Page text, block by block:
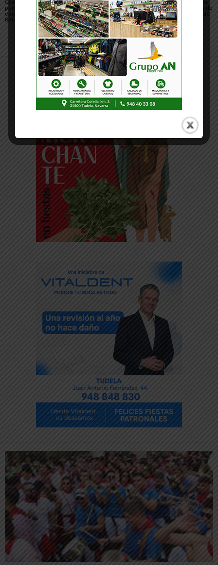
Casi 800 ciclistas
participaron en la 27ª
edición de la Extreme
Bardenas de Arguedas
El Club de piragüismo
Ebrokayak de Tudela
brilla en el Campeonato
de España de Ríos en el
Cinca
Tres judocas navarros
del Gimnasio Shogun de
Fitero, en el campus de
judo de Llanes